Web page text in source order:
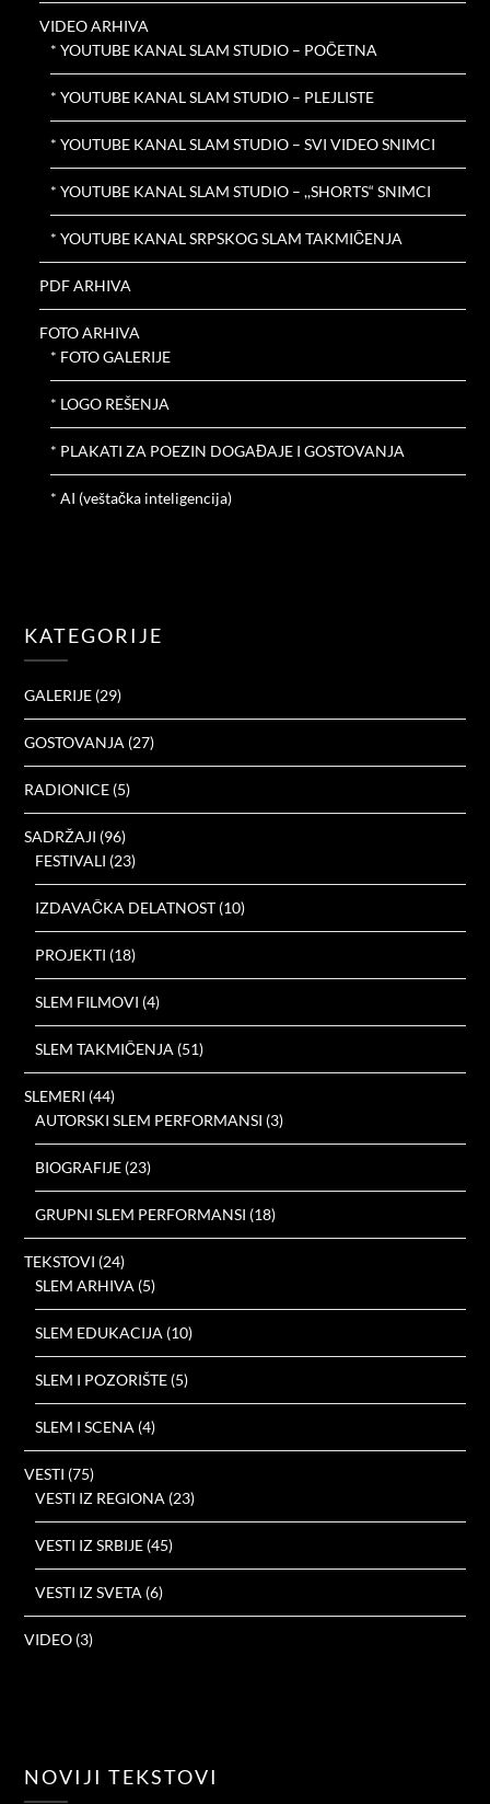
VIDEO ARHIVA
* YOUTUBE KANAL SLAM STUDIO – POČETNA
* YOUTUBE KANAL SLAM STUDIO – PLEJLISTE
* YOUTUBE KANAL SLAM STUDIO – SVI VIDEO SNIMCI
* YOUTUBE KANAL SLAM STUDIO – ,,SHORTS“ SNIMCI
* YOUTUBE KANAL SRPSKOG SLAM TAKMIČENJA
PDF ARHIVA
FOTO ARHIVA
* FOTO GALERIJE
* LOGO REŠENJA
* PLAKATI ZA POEZIN DOGAĐAJE I GOSTOVANJA
* AI (veštačka inteligencija)
KATEGORIJE
GALERIJE (29)
GOSTOVANJA (27)
RADIONICE (5)
SADRŽAJI (96)
FESTIVALI (23)
IZDAVAČKA DELATNOST (10)
PROJEKTI (18)
SLEM FILMOVI (4)
SLEM TAKMIČENJA (51)
SLEMERI (44)
AUTORSKI SLEM PERFORMANSI (3)
BIOGRAFIJE (23)
GRUPNI SLEM PERFORMANSI (18)
TEKSTOVI (24)
SLEM ARHIVA (5)
SLEM EDUKACIJA (10)
SLEM I POZORIŠTE (5)
SLEM I SCENA (4)
VESTI (75)
VESTI IZ REGIONA (23)
VESTI IZ SRBIJE (45)
VESTI IZ SVETA (6)
VIDEO (3)
NOVIJI TEKSTOVI